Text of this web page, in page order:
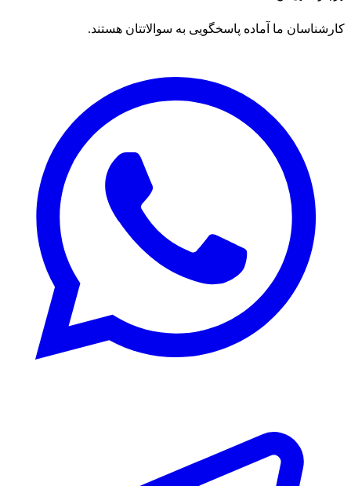
کارشناسان ما آماده پاسخگویی به سوالاتتان هستند.